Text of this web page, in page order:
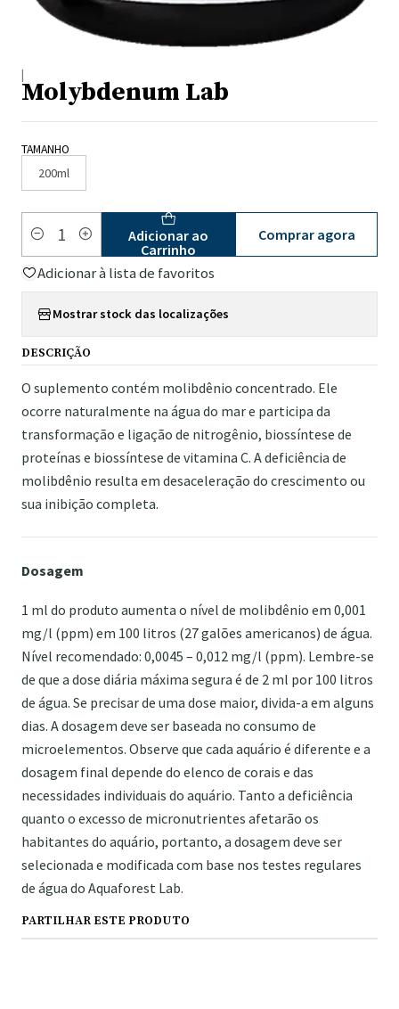
|
Molybdenum Lab
TAMANHO
200ml
Quantidade
Adicionar ao
Carrinho
Comprar agora
Adicionar à lista de favoritos
Mostrar stock das localizações
DESCRIÇÃO
O suplemento contém molibdênio concentrado. Ele
ocorre naturalmente na água do mar e participa da
transformação e ligação de nitrogênio, biossíntese de
proteínas e biossíntese de vitamina C. A deficiência de
molibdênio resulta em desaceleração do crescimento ou
sua inibição completa.
Dosagem
1 ml do produto aumenta o nível de molibdênio em 0,001
mg/l (ppm) em 100 litros (27 galões americanos) de água.
Nível recomendado: 0,0045 – 0,012 mg/l (ppm). Lembre-se
de que a dose diária máxima segura é de 2 ml por 100 litros
de água. Se precisar de uma dose maior, divida-a em alguns
dias. A dosagem deve ser baseada no consumo de
microelementos. Observe que cada aquário é diferente e a
dosagem final depende do elenco de corais e das
necessidades individuais do aquário. Tanto a deficiência
quanto o excesso de micronutrientes afetarão os
habitantes do aquário, portanto, a dosagem deve ser
selecionada e modificada com base nos testes regulares
de água do Aquaforest Lab.
PARTILHAR ESTE PRODUTO